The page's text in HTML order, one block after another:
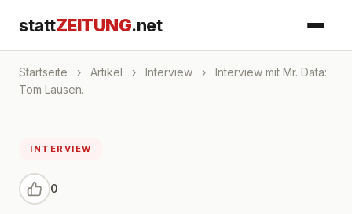
stattZEITUNG.net
Startseite › Artikel › Interview ›
Interview mit Mr. Data:
Tom Lausen.
INTERVIEW
0